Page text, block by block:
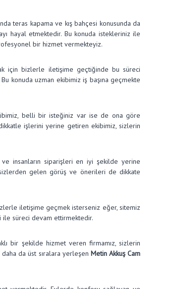
teras kapama ve kış bahçesi konusunda da
hayal etmektedir. Bu konuda istekleriniz ile
bir hizmet vermekteyiz.
için bizlerle iletişime geçtiğinde bu süreci
konuda uzman ekibimiz iş başına geçmekte
belli bir isteğiniz var ise de ona göre
işlerini yerine getiren ekibimiz, sizlerin
ve insanların siparişleri en iyi şekilde yerine
sizlerden gelen görüş ve önerileri de dikkate
iletişime geçmek isterseniz eğer, sitemiz
ile süreci devam ettirmektedir.
bir şekilde hizmet veren firmamız, sizlerin
da üst sıralara yerleşen Metin Akkuş Cam